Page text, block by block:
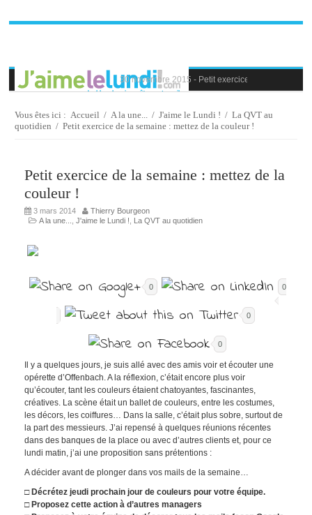
Dernière minute : 30 novembre 2015 - Petit exercice de la semaine
30 novembre 2015 -Blague au bureau #9
23 novembre 2015 -Le syndrome de l’imposteur,
Vous êtes ici :Accueil /A la une... /J'aime le Lundi ! /La QVT au
quotidien /Petit exercice de la semaine : mettez de la couleur !
Petit exercice de la semaine : mettez de la
couleur !
3 mars 2014
Thierry Bourgeon
A la une...
J'aime le Lundi ! La QVT au quotidien
0 0
0
0
Il y a quelques jours, je suis allé avec des amis voir et écouter une
opérette d’Offenbach. A la réflexion, c’était encore plus voir
qu’écouter, tant les couleurs étaient chatoyantes, fascinantes,
créatives. La scène était un ballet de couleurs, entre les costumes,
les décors, les coiffures… Dans la salle, c’était plus sobre, surtout de
la part des messieurs. J’ai repensé à quelques réunions récentes
dans des banques de la place ou avec d’autres clients et, pour ce
lundi matin, j’ai une proposition sans prétentions :
A décider avant de plonger dans vos mails de la semaine…
□ Décrétez jeudi prochain jour de couleurs pour votre équipe.
□ Proposez cette action à d’autres managers